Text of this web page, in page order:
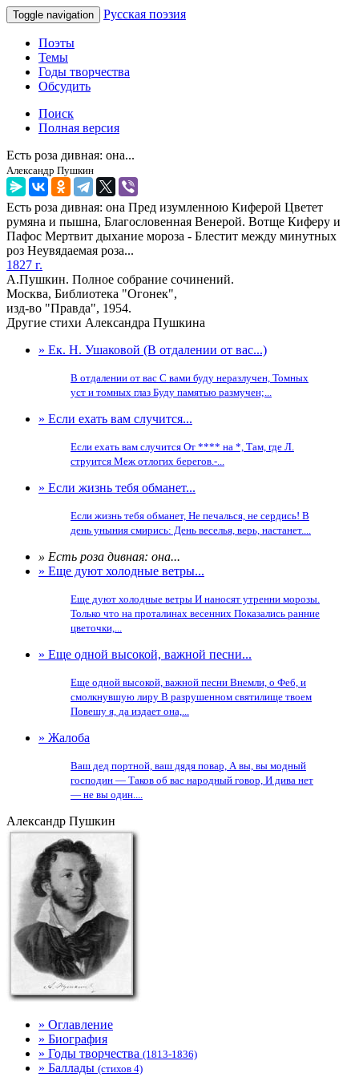
Toggle navigation Русская поэзия
Поэты
Темы
Годы творчества
Обсудить
Поиск
Полная версия
Есть роза дивная: она...
Александр Пушкин
Есть роза дивная: она Пред изумленною Киферой Цветет
румяна и пышна, Благословенная Венерой. Вотще Киферу и
Пафос Мертвит дыхание мороза - Блестит между минутных
роз Неувядаемая роза...
1827 г.
А.Пушкин. Полное собрание сочинений.
Москва, Библиотека "Огонек",
изд-во "Правда", 1954.
Другие стихи Александра Пушкина
» Ек. Н. Ушаковой (В отдалении от вас...)
В отдалении от вас С вами буду неразлучен, Томных
уст и томных глаз Буду памятью размучен;...
» Если ехать вам случится...
Если ехать вам случится От **** на *, Там, где Л.
струится Меж отлогих берегов.-...
» Если жизнь тебя обманет...
Если жизнь тебя обманет, Не печалься, не сердись! В
день уныния смирись: День веселья, верь, настанет....
» Есть роза дивная: она...
» Еще дуют холодные ветры...
Еще дуют холодные ветры И наносят утренни морозы.
Только что на проталинах весенних Показались ранние
цветочки,...
» Еще одной высокой, важной песни...
Еще одной высокой, важной песни Внемли, о Феб, и
смолкнувшую лиру В разрушенном святилище твоем
Повешу я, да издает она,...
» Жалоба
Ваш дед портной, ваш дядя повар, А вы, вы модный
господин — Таков об вас народный говор, И дива нет
— не вы один....
Александр Пушкин
» Оглавление
» Биография
» Годы творчества (1813-1836)
» Баллады (стихов 4)